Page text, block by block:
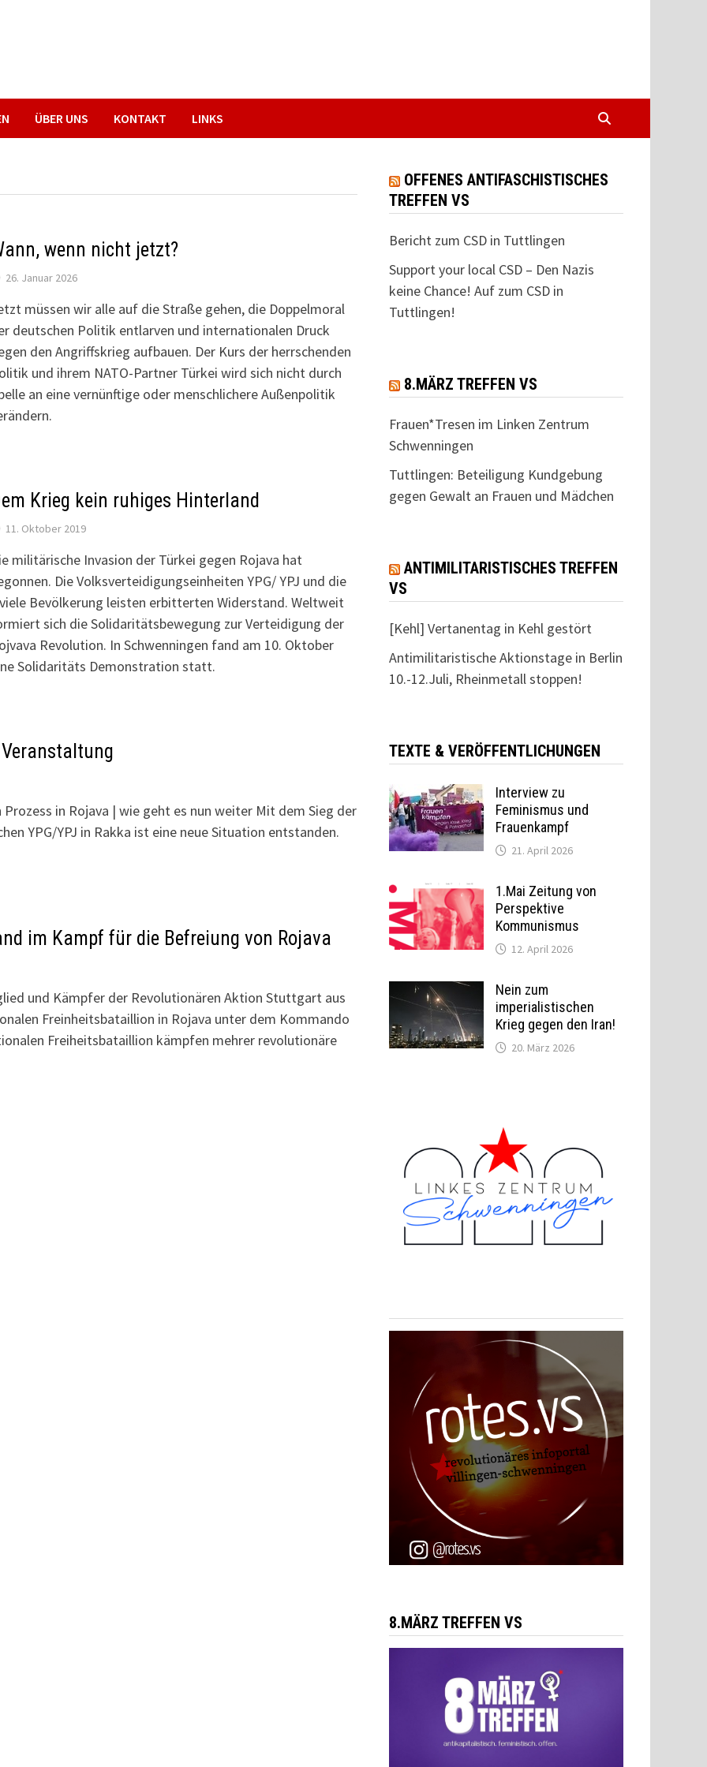
ÜBER UNS KONTAKT LINKS
wenn nicht jetzt?
26. Januar 2026
müssen wir alle auf die Straße gehen, die Doppelmoral
deutschen Politik entlarven und internationalen Druck
den Angriffskrieg aufbauen. Der Kurs der herrschenden
und ihrem NATO-Partner Türkei wird sich nicht durch
an eine vernünftige oder menschlichere Außenpolitik
Krieg kein ruhiges Hinterland
11. Oktober 2019
militärische Invasion der Türkei gegen Rojava hat
Die Volksverteidigungseinheiten YPG/ YPJ und die
Bevölkerung leisten erbitterten Widerstand. Weltweit
sich die Solidaritätsbewegung zur Verteidigung der
Revolution. In Schwenningen fand am 10. Oktober
Solidaritäts Demonstration statt.
Veranstaltung
in Rojava | wie geht es nun weiter Mit dem Sieg der
YPG/YPJ in Rakka ist eine neue Situation entstanden.
im Kampf für die Befreiung von Rojava
und Kämpfer der Revolutionären Aktion Stuttgart aus
Freinheitsbataillion in Rojava unter dem Kommando
Freiheitsbataillion kämpfen mehrer revolutionäre
OFFENES ANTIFASCHISTISCHES
TREFFEN VS
Bericht zum CSD in Tuttlingen
Support your local CSD – Den Nazis
keine Chance! Auf zum CSD in
Tuttlingen!
8.MÄRZ TREFFEN VS
Frauen*Tresen im Linken Zentrum
Schwenningen
Tuttlingen: Beteiligung Kundgebung
gegen Gewalt an Frauen und Mädchen
ANTIMILITARISTISCHES TREFFEN
VS
[Kehl] Vertanentag in Kehl gestört
Antimilitaristische Aktionstage in Berlin
10.-12.Juli, Rheinmetall stoppen!
TEXTE & VERÖFFENTLICHUNGEN
Interview zu
Feminismus und
Frauenkampf
21. April 2026
1.Mai Zeitung von
Perspektive
Kommunismus
12. April 2026
Nein zum
imperialistischen
Krieg gegen den Iran!
20. März 2026
8.MÄRZ TREFFEN VS